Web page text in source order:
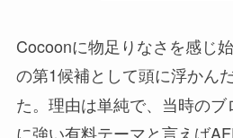
Cocoonに物足りなさを感じ
の第1候補として頭に浮かん
た。理由は単純で、当時の
に強い有料テーマと言えば